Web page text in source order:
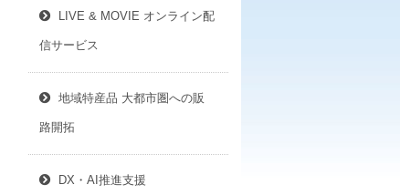
LIVE & MOVIE オンライン配
信サービス
地域特産品 大都市圏への販
路開拓
DX・AI推進支援